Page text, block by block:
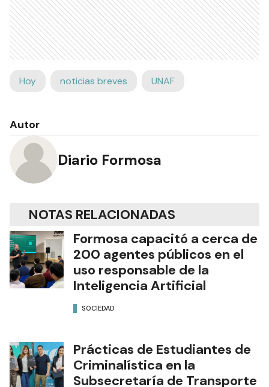
Hoy noticias breves UNAF
Autor
Diario Formosa
NOTAS RELACIONADAS
Formosa capacitó a cerca de
200 agentes públicos en el
uso responsable de la
Inteligencia Artificial
SOCIEDAD
Prácticas de Estudiantes de
Criminalística en la
Subsecretaría de Transporte